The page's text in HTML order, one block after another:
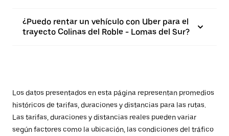
¿Puedo rentar un vehículo con Uber para el
trayecto Colinas del Roble - Lomas del Sur?
Los datos presentados en esta página representan promedios
históricos de tarifas, duraciones y distancias para las rutas.
Las tarifas, duraciones y distancias reales pueden variar
según factores como la ubicación, las condiciones del tráfico